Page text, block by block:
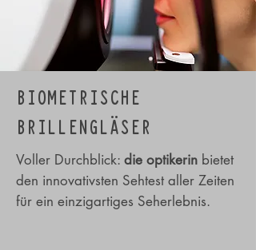
BIOMETRISCHE
BRILLENGLÄSER
Voller Durchblick: die optikerin bietet
den innovativsten Sehtest aller Zeiten
für ein einzigartiges Seherlebnis.